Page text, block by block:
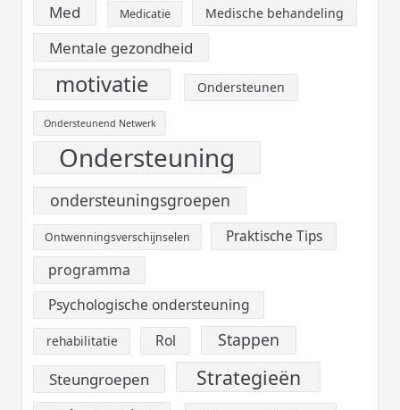
Med Medicatie Medische behandeling
Mentale gezondheid
motivatie Ondersteunen
Ondersteunend Netwerk
Ondersteuning
ondersteuningsgroepen
Ontwenningsverschijnselen Praktische Tips
programma
Psychologische ondersteuning
rehabilitatie Rol Stappen
Steungroepen Strategieën